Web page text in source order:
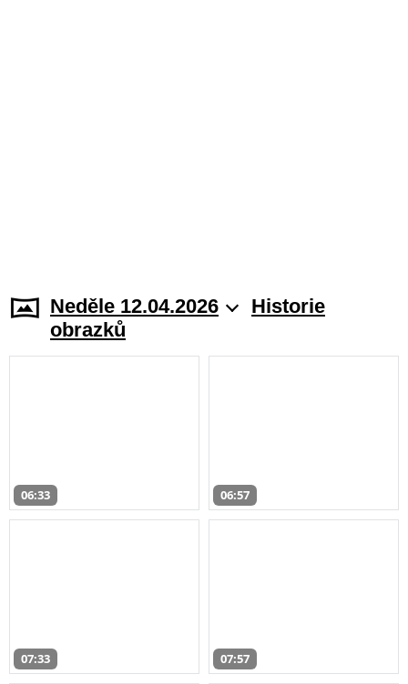
Neděle 12.04.2026
Historie
obrazků
06:33 06:57
07:33 07:57